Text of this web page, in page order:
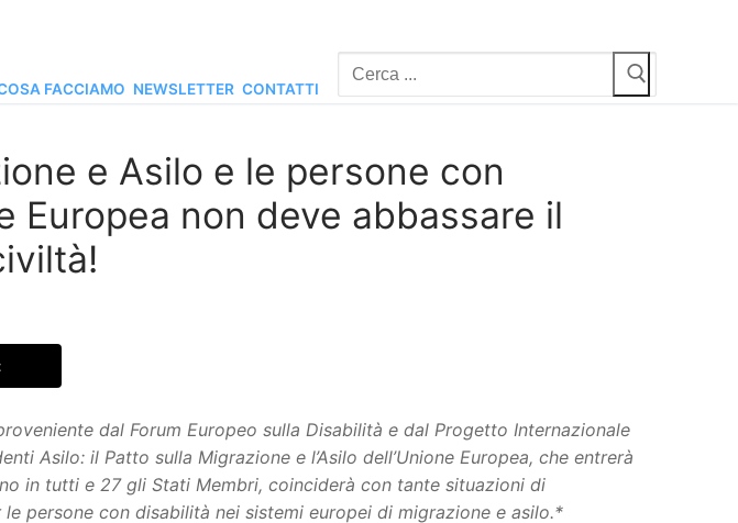
FACCIAMO NEWSLETTER CONTATTI
Cerca:
e Asilo e le persone con
Europea non deve abbassare il
dal Forum Europeo sulla Disabilità e dal Progetto Internazionale
Asilo: il Patto sulla Migrazione e l’Asilo dell’Unione Europea, che entrerà
in tutti e 27 gli Stati Membri, coinciderà con tante situazioni di
persone con disabilità nei sistemi europei di migrazione e asilo.*